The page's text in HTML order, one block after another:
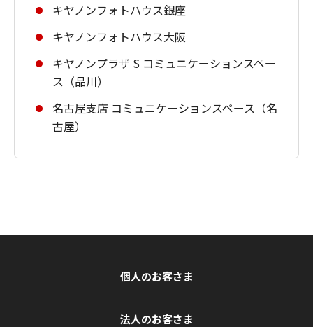
キヤノンフォトハウス銀座
キヤノンフォトハウス大阪
キヤノンプラザ S コミュニケーションスペー
ス（品川）
名古屋支店 コミュニケーションスペース（名
古屋）
個人のお客さま
法人のお客さま